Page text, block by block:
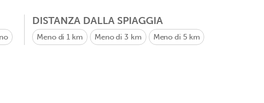
DISTANZA DALLA SPIAGGIA
Meno di 1 km Meno di 3 km Meno di 5 km